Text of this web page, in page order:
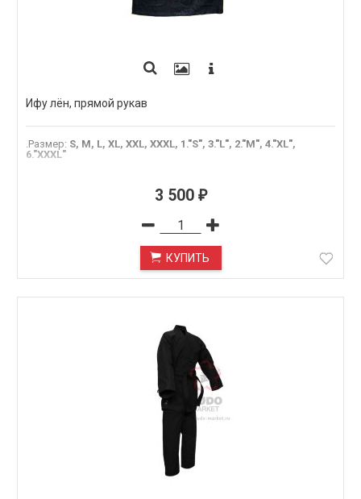
Ифу лён, прямой рукав
.Размер: S, M, L, XL, XXL, XXXL, 1."S", 3."L", 2."M", 4."XL",
6."XXXL"
3 500 ₽
КУПИТЬ